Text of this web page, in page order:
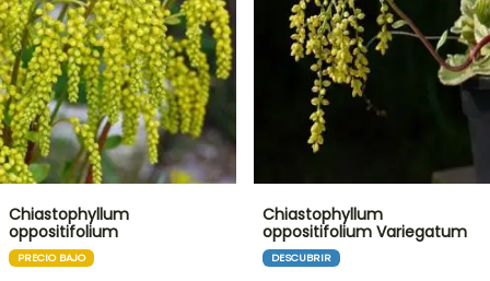
Chiastophyllum
oppositifolium
PRECIO BAJO
Chiastophyllum
oppositifolium Variegatum
DESCUBRIR